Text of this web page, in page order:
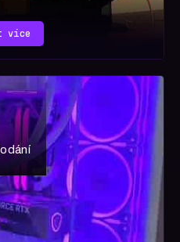
více